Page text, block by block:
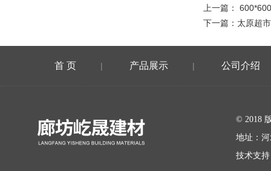
上一篇：
下一篇： 太原超
首 页 | 产品展示 | 公司介绍
© 2018
地址：
技术支